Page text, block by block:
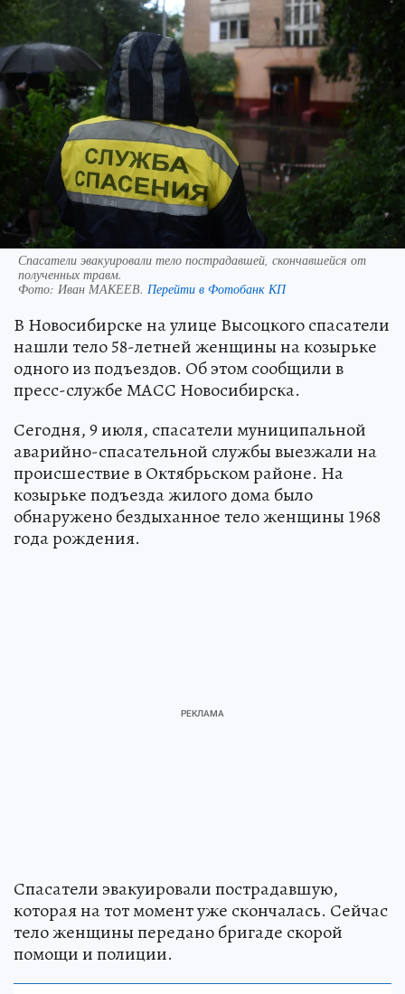
Спасатели эвакуировали тело пострадавшей, скончавшейся от
полученных травм.
Фото: Иван МАКЕЕВ. Перейти в Фотобанк КП
В Новосибирске на улице Высоцкого спасатели
нашли тело 58-летней женщины на козырьке
одного из подъездов. Об этом сообщили в
пресс-службе МАСС Новосибирска.
Сегодня, 9 июля, спасатели муниципальной
аварийно-спасательной службы выезжали на
происшествие в Октябрьском районе. На
козырьке подъезда жилого дома было
обнаружено бездыханное тело женщины 1968
года рождения.
Спасатели эвакуировали пострадавшую,
которая на тот момент уже скончалась. Сейчас
тело женщины передано бригаде скорой
помощи и полиции.